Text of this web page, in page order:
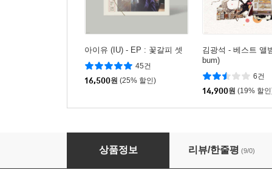
아이유 (IU) - EP : 꽃갈피 셋
45건
16,500원 (25% 할인)
김광석 - 베스트 앨
bum)
6건
14,900원 (19% 할
전람회(Exhibition) 1집 - 기억의 습작
상품정보 리뷰/한줄평 (9/0)